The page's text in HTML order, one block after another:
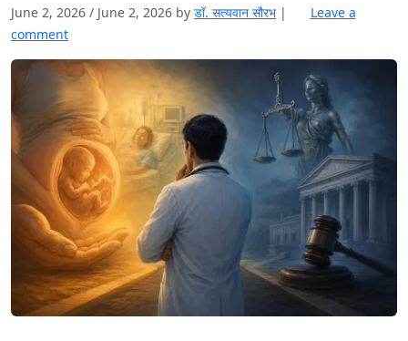
June 2, 2026 / June 2, 2026 by डॉ. सत्यवान सौरभ |
Leave a
comment